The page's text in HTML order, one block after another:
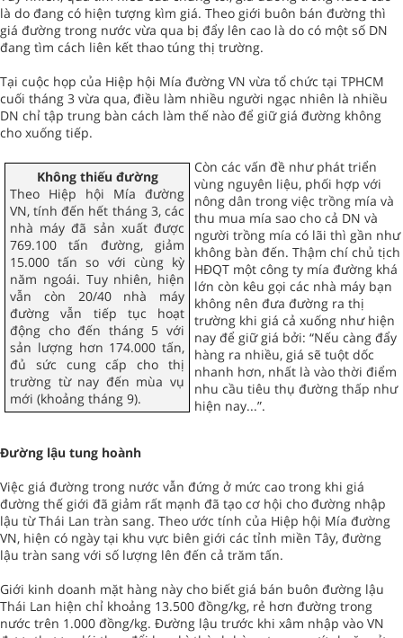
là do đang có hiện tượng kìm giá. Theo giới buôn bán đường thì
giá đường trong nước vừa qua bị đẩy lên cao là do có một số DN
đang tìm cách liên kết thao túng thị trường.
Tại cuộc họp của Hiệp hội Mía đường VN vừa tổ chức tại TPHCM
cuối tháng 3 vừa qua, điều làm nhiều người ngạc nhiên là nhiều
DN chỉ tập trung bàn cách làm thế nào để giữ giá đường không
cho xuống tiếp.
Không thiếu đường
Theo Hiệp hội Mía đường
VN, tính đến hết tháng 3, các
nhà máy đã sản xuất được
769.100 tấn đường, giảm
15.000 tấn so với cùng kỳ
năm ngoái. Tuy nhiên, hiện
vẫn còn 20/40 nhà máy
đường vẫn tiếp tục hoạt
động cho đến tháng 5 với
sản lượng hơn 174.000 tấn,
đủ sức cung cấp cho thị
trường từ nay đến mùa vụ
mới (khoảng tháng 9).
Còn các vấn đề như phát triển
vùng nguyên liệu, phối hợp với
nông dân trong việc trồng mía và
thu mua mía sao cho cả DN và
người trồng mía có lãi thì gần như
không bàn đến. Thậm chí chủ tịch
HĐQT một công ty mía đường khá
lớn còn kêu gọi các nhà máy bạn
không nên đưa đường ra thị
trường khi giá cả xuống như hiện
nay để giữ giá bởi: “Nếu càng đẩy
hàng ra nhiều, giá sẽ tuột dốc
nhanh hơn, nhất là vào thời điểm
nhu cầu tiêu thụ đường thấp như
hiện nay...”.
Đường lậu tung hoành
Việc giá đường trong nước vẫn đứng ở mức cao trong khi giá
đường thế giới đã giảm rất mạnh đã tạo cơ hội cho đường nhập
lậu từ Thái Lan tràn sang. Theo ước tính của Hiệp hội Mía đường
VN, hiện có ngày tại khu vực biên giới các tỉnh miền Tây, đường
lậu tràn sang với số lượng lên đến cả trăm tấn.
Giới kinh doanh mặt hàng này cho biết giá bán buôn đường lậu
Thái Lan hiện chỉ khoảng 13.500 đồng/kg, rẻ hơn đường trong
nước trên 1.000 đồng/kg. Đường lậu trước khi xâm nhập vào VN